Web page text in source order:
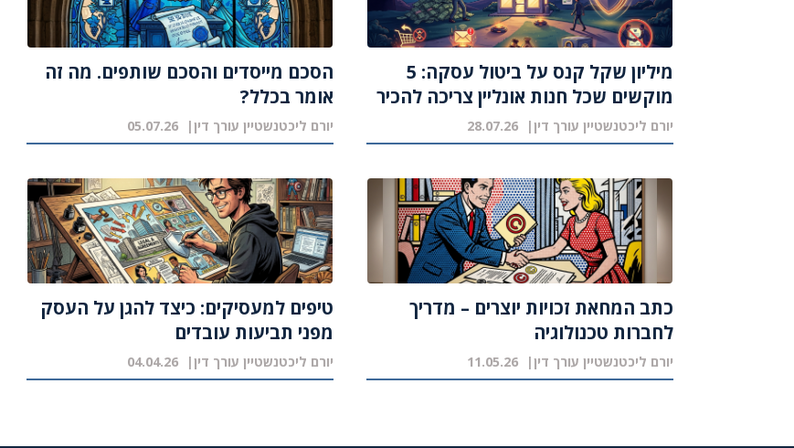
מיליון שקל קנס על ביטול עסקה: 5
מוקשים שכל חנות אונליין צריכה להכיר
יורם ליכטנשטיין עורך דין 28.07.26
הסכם מייסדים והסכם שותפים. מה זה
אומר בכלל?
יורם ליכטנשטיין עורך דין 05.07.26
כתב המחאת זכויות יוצרים – מדריך
לחברות טכנולוגיה
יורם ליכטנשטיין עורך דין 11.05.26
טיפים למעסיקים: כיצד להגן על העסק
מפני תביעות עובדים
יורם ליכטנשטיין עורך דין 04.04.26